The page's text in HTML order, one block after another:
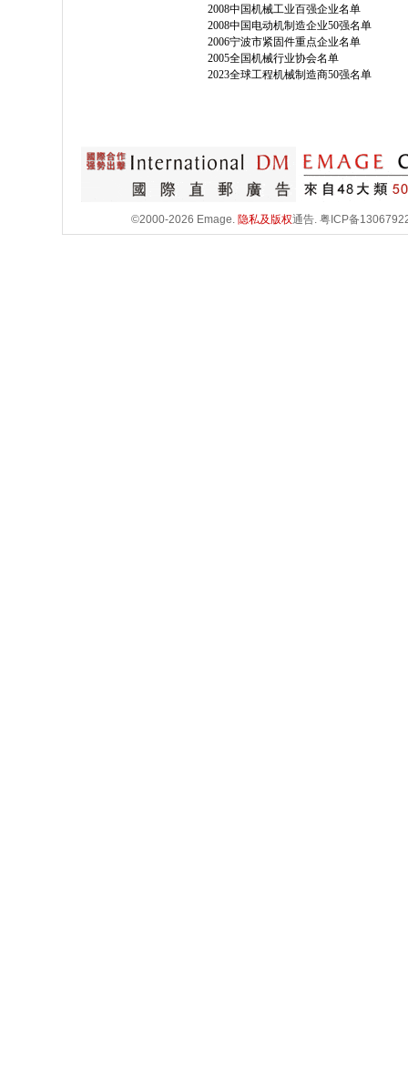
2008中国机械工业百强企业名单
2008中国电动机制造企业50强名单
2006宁波市紧固件重点企业名单
2005全国机械行业协会名单
2023全球工程机械制造商50强名单
©2000-2026 Emage. 隐私及版权通告. 粤ICP备